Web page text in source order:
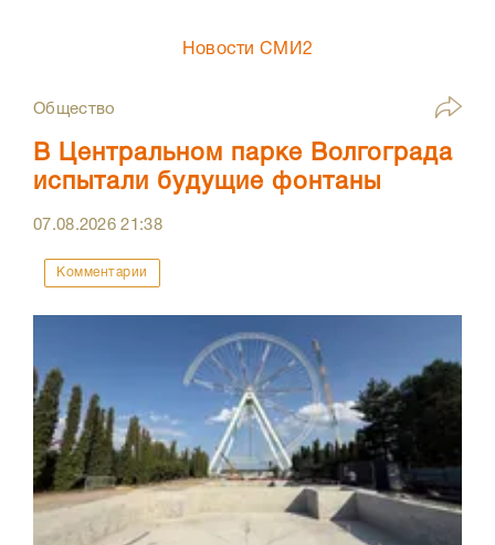
Новости СМИ2
Общество
В Центральном парке Волгограда
испытали будущие фонтаны
07.08.202621:38
Комментарии